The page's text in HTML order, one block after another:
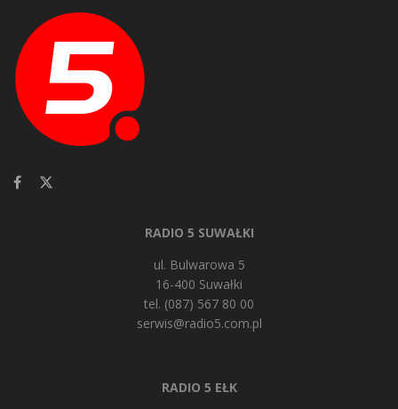
RADIO 5 SUWAŁKI
ul. Bulwarowa 5
16-400 Suwałki
tel. (087) 567 80 00
serwis@radio5.com.pl
RADIO 5 EŁK